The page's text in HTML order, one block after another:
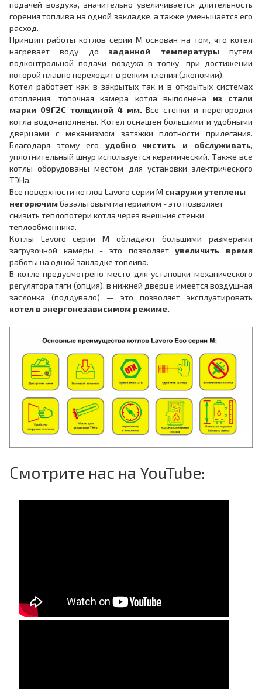
подачей воздуха, значительно увеличивается длительность
горения топлива на одной закладке, а также уменьшается его
расход.
Принцип работы котлов серии M основан на том, что котел
нагревает воду дозаданной температурыпутем
подконтрольной подачи воздуха в топку, при достижении
которой плавно переходит в режим тления (экономии).
Котел работает как в закрытых так и в открытых системах
отопления, топочная камера котла выполнена из стали
марки 09Г2С толщиной 4 мм. Все стенки и перегородки
котла водонаполнены. Котел оснащен большими и удобными
дверцами с механизмом затяжки плотности прилегания.
Благодаря этому его удобно чистить и обслуживать,
уплотнительный шнур используется керамический. Также все
котлы оборудованы местом для установки электрического
ТЭНа.
Все поверхности котлов Lavoro серии М снаружи утеплены
негорючимбазальтовым материалом - это позволяет
снизить теплопотери котла через внешние стенки
теплообменника.
Котлы Lavoro серии M обладают большими размерами
загрузочной камеры - это позволяетувеличить время
работы на одной закладке топлива.
В котле предусмотрено место для установки механического
регулятора тяги (опция), в нижней дверце имеется воздушная
заслонка (поддувало) — это позволяет эксплуатировать
котел в энергонезависимом режиме.
Смотрите нас на YouTube: